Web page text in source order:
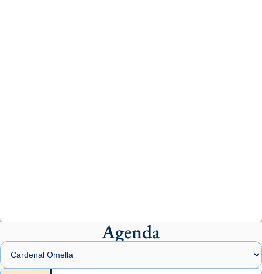
presidit aquest 27 de juliol la missa de Les
Santes de Mataró.
🔗tinyurl.com/cvu5jmbk
Agenda